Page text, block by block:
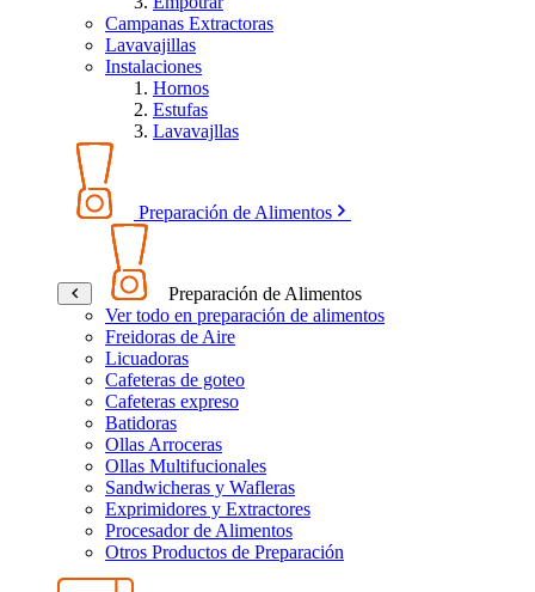
Campanas Extractoras
Lavavajillas
Instalaciones
Hornos
Estufas
Lavavajllas
Preparación de Alimentos
Preparación de Alimentos
Ver todo en preparación de alimentos
Freidoras de Aire
Licuadoras
Cafeteras de goteo
Cafeteras expreso
Batidoras
Ollas Arroceras
Ollas Multifucionales
Sandwicheras y Wafleras
Exprimidores y Extractores
Procesador de Alimentos
Otros Productos de Preparación